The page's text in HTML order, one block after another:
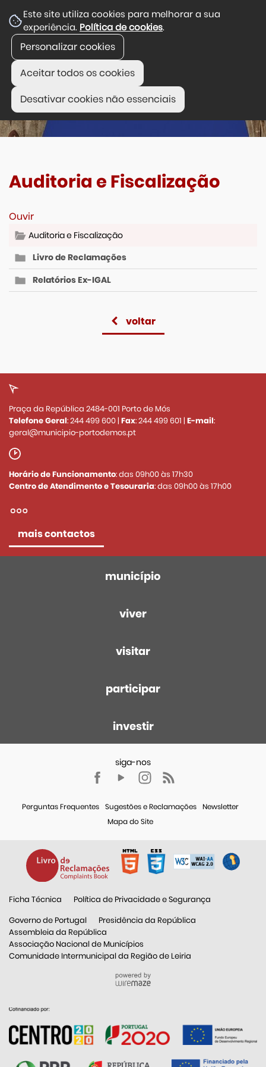
Este site utiliza cookies para melhorar a sua
experiência. Política de cookies.
Personalizar cookies
Aceitar todos os cookies
Desativar cookies não essenciais
Auditoria e Fiscalização
Ouvir
Auditoria e Fiscalização
Livro de Reclamações
Relatórios Ex-IGAL
voltar
Praça da República 2484-001 Porto de Mós
Telefone Geral:244 499 600| Fax:244 499 601 | E-mail:
geral@municipio-portodemos.pt
Horário de Funcionamento: das 09h00 às 17h30
Centro de Atendimento e Tesouraria: das 09h00 às 17h00
mais contactos
município
viver
visitar
participar
investir
Perguntas Frequentes Sugestões e Reclamações
Newsletter
Mapa do Site
Ficha Técnica
Política de Privacidade e Segurança
Governo de Portugal
Presidência da República
Assembleia da República
Associação Nacional de Municípios
Comunidade Intermunicipal da Região de Leiria